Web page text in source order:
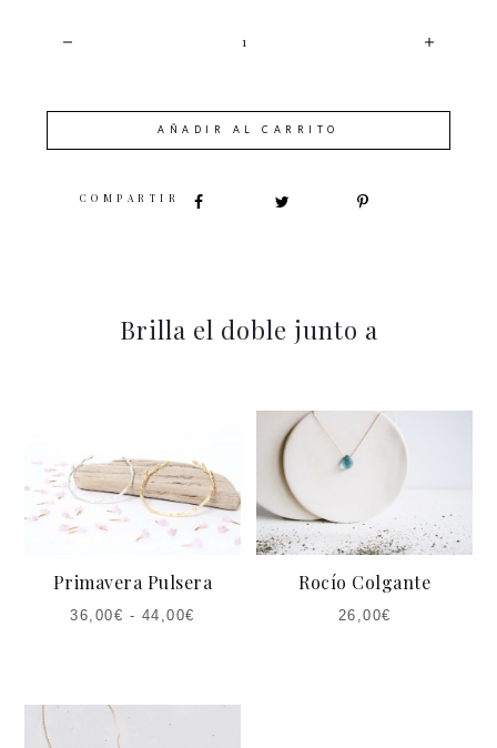
AÑADIR AL CARRITO
SHARE
Brilla el doble junto a
Primavera Pulsera
36,00€ - 44,00€
Rocío Colgante
26,00€